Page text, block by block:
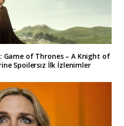
Game of Thrones – A Knight of
Spoilersız İlk İzlenimler